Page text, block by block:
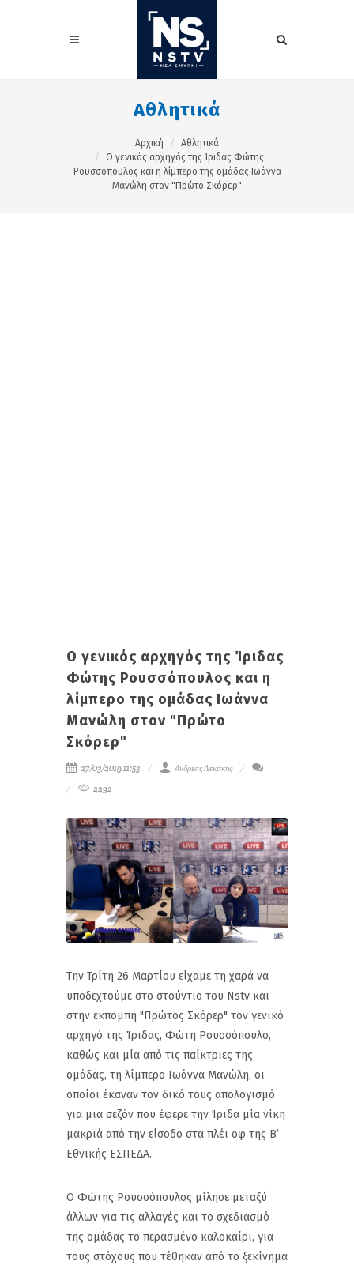
Αθλητικά
Αρχική
Αθλητικά
Ο γενικός αρχηγός της Ίριδας Φώτης
Ρουσσόπουλος και η λίμπερο της ομάδας Ιωάννα
Μανώλη στον "Πρώτο Σκόρερ"
Ο γενικός αρχηγός της Ίριδας
Φώτης Ρουσσόπουλος και η
λίμπερο της ομάδας Ιωάννα
Μανώλη στον "Πρώτο
Σκόρερ"
27/03/2019 11:53
Ανδρέας Λεκάκης
2292
Την Τρίτη 26 Μαρτίου είχαμε τη χαρά να
υποδεχτούμε στο στούντιο του Nstv και
στην εκπομπή "Πρώτος Σκόρερ" τον γενικό
αρχηγό της Ίριδας, Φώτη Ρουσσόπουλο,
καθώς και μία από τις παίκτριες της
ομάδας, τη λίμπερο Ιωάννα Μανώλη, οι
οποίοι έκαναν τον δικό τους απολογισμό
για μια σεζόν που έφερε την Ίριδα μία νίκη
μακριά από την είσοδο στα πλέι οφ της Β’
Εθνικής ΕΣΠΕΔΑ.
Ο Φώτης Ρουσσόπουλος μίλησε μεταξύ
άλλων για τις αλλαγές και το σχεδιασμό
της ομάδας το περασμένο καλοκαίρι, για
τους στόχους που τέθηκαν από το ξεκίνημα